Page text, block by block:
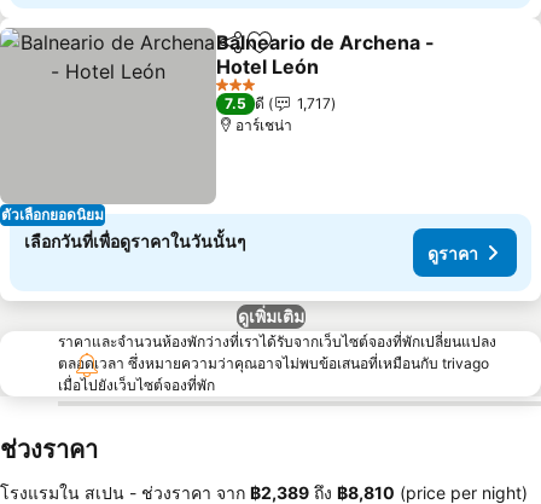
ตัวเลือกยอดนิยม
แชร์ เพิ่มในรายการโปรด
Balneario de Archena -
Hotel León
3 ดาว
7.5 ดี
1,717
อาร์เชน่า
เลือกวันที่เพื่อดูราคาในวันนั้นๆ
ดูราคา
ดูเพิ่มเติม
ราคาและจำนวนห้องพักว่างที่เราได้รับจากเว็บไซต์จองที่พักเปลี่ยนแปลง
ตลอดเวลา ซึ่งหมายความว่าคุณอาจไม่พบข้อเสนอที่เหมือนกับ trivago
เมื่อไปยังเว็บไซต์จองที่พัก
ช่วงราคา
โรงแรมใน สเปน - ช่วงราคา จาก ‎฿2,389 ถึง ‎฿8,810 (price per night)